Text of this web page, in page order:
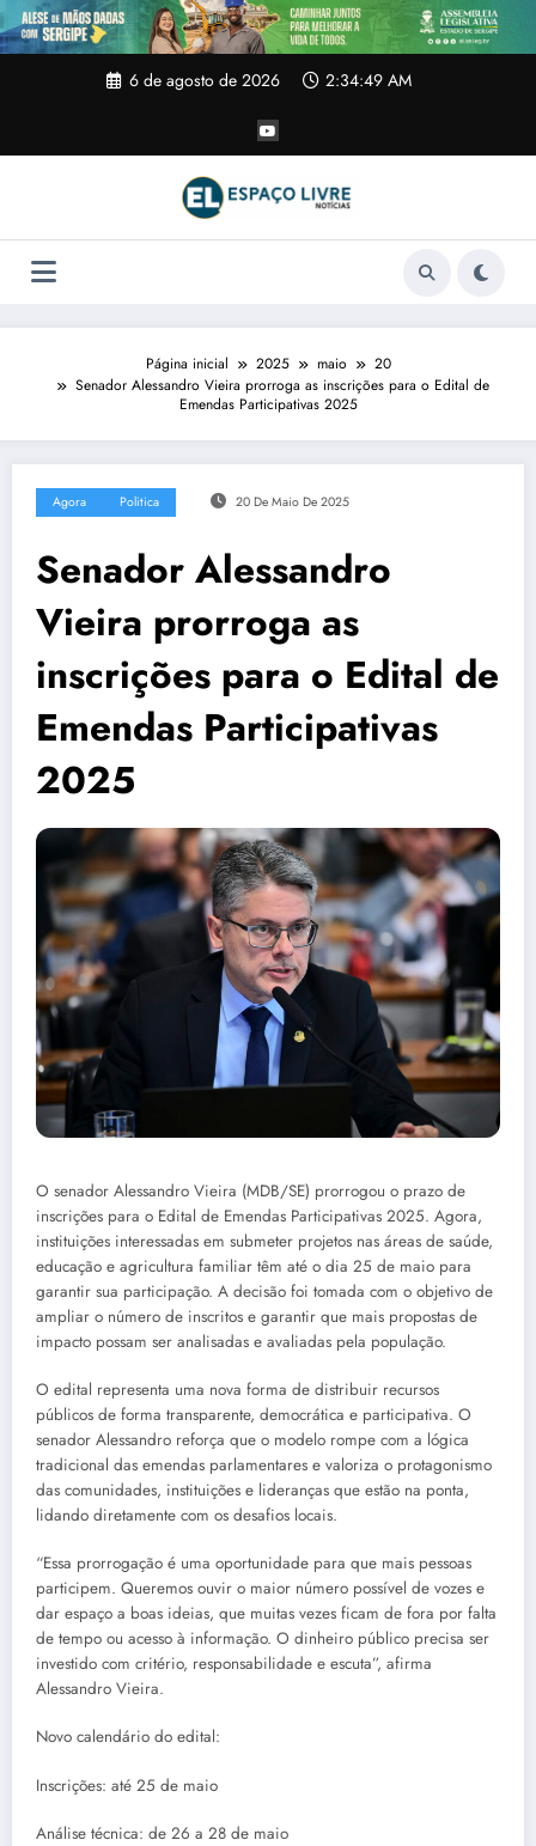
Pular
para
o
6 de agosto de 2026 2:34:49 AM
Página inicial 2025 maio
20
Senador Alessandro Vieira prorroga as inscrições para o Edital de
Emendas Participativas 2025
Agora Politica 20 De Maio De 2025
Senador Alessandro
Vieira prorroga as
inscrições para o Edital de
Emendas Participativas
2025
O senador Alessandro Vieira (MDB/SE) prorrogou o prazo de
inscrições para o Edital de Emendas Participativas 2025. Agora,
instituições interessadas em submeter projetos nas áreas de saúde,
educação e agricultura familiar têm até o dia 25 de maio para
garantir sua participação. A decisão foi tomada com o objetivo de
ampliar o número de inscritos e garantir que mais propostas de
impacto possam ser analisadas e avaliadas pela população.
O edital representa uma nova forma de distribuir recursos
públicos de forma transparente, democrática e participativa. O
senador Alessandro reforça que o modelo rompe com a lógica
tradicional das emendas parlamentares e valoriza o protagonismo
das comunidades, instituições e lideranças que estão na ponta,
lidando diretamente com os desafios locais.
“Essa prorrogação é uma oportunidade para que mais pessoas
participem. Queremos ouvir o maior número possível de vozes e
dar espaço a boas ideias, que muitas vezes ficam de fora por falta
de tempo ou acesso à informação. O dinheiro público precisa ser
investido com critério, responsabilidade e escuta”, afirma
Alessandro Vieira.
Novo calendário do edital:
Inscrições: até 25 de maio
Análise técnica: de 26 a 28 de maio